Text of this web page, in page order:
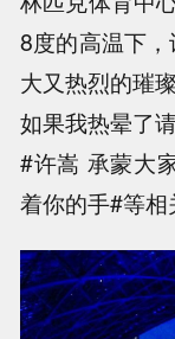
8度的高温下
大又热烈的璀
如果我热晕了
#许嵩 承蒙大
着你的手#等相